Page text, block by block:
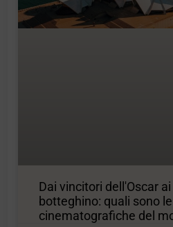
Dai vincitori dell'Oscar
botteghino: quali sono
cinematografiche del